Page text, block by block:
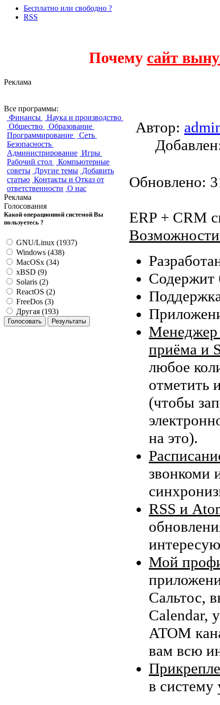
Бесплатно или свободно ?
RSS
Почему сайт
Реклама
Все программы:
Финансы
Наука и производство
Общество
Образование
Программирование
Сеть
Безопасность
Администрирование Игры
Рабочий стол
Компьютерные
советы Другие темы Добавить
статью Контакты и Отказ от
ответственности О нас
Реклама
Голосования
Какой операционной системой Вы
пользуетесь ?
GNU/Linux (1937)
Windows (438)
MacOSx (34)
xBSD (9)
Solaris (2)
ReactOS (2)
FreeDos (3)
Другая (193)
Автор:
Обновлено:
ERP + CRM
Содержит
Менеджер
приёма и
любое
отметить
(чтобы
на это).
звонкоми
RSS и
Мой
Сальтос,
Calendar,
ATOM
вам всю
в систему